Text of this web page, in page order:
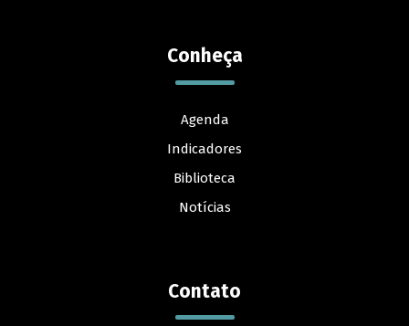
Conheça
Agenda
Indicadores
Biblioteca
Notícias
Contato